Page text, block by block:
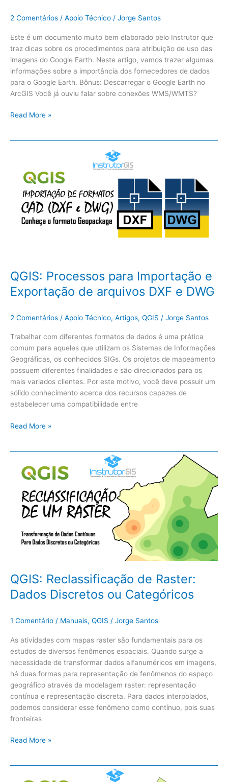
2 Comentários / Apoio Técnico / Jorge Santos
Este é um documento muito bem elaborado pelo Instrutor que
traz dicas sobre os procedimentos para atribuição de uso das
imagens do Google Earth. Neste artigo, vamos trazer algumas
informações sobre a importância dos fornecedores de dados
para o Google Earth. Bônus: Descarregar o Google Earth no
ArcGIS Você já ouviu falar sobre conexões WMS/WMTS?
Read More »
QGIS: Processos para Importação e
Exportação de arquivos DXF e DWG
2 Comentários / Apoio Técnico, Artigos, QGIS / Jorge Santos
Trabalhar com diferentes formatos de dados é uma prática
comum para aqueles que utilizam os Sistemas de Informações
Geográficas, os conhecidos SIGs. Os projetos de mapeamento
possuem diferentes finalidades e são direcionados para os
mais variados clientes. Por este motivo, você deve possuir um
sólido conhecimento acerca dos recursos capazes de
estabelecer uma compatibilidade entre
Importação
Exportação
arquivos
Read More »
QGIS: Reclassificação de Raster:
Dados Discretos ou Categóricos
1 Comentário / Manuais, QGIS / Jorge Santos
As atividades com mapas raster são fundamentais para os
estudos de diversos fenômenos espaciais. Quando surge a
necessidade de transformar dados alfanuméricos em imagens,
há duas formas para representação de fenômenos do espaço
geográfico através da modelagem raster: representação
contínua e representação discreta. Para dados interpolados,
podemos considerar esse fenômeno como contínuo, pois suas
fronteiras
Reclassificação
Raster:
Dados
Discretos
Categóricos
Read More »